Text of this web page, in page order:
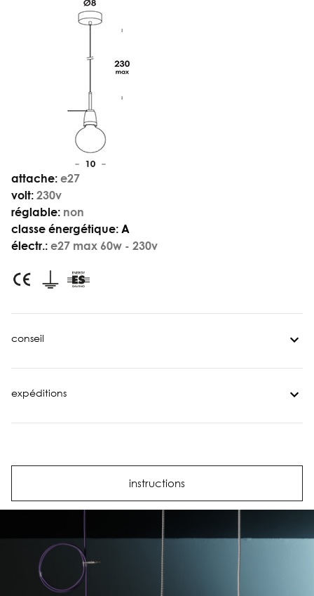
attache: e27
volt: 230v
réglable: non
classe énergétique: A
électr.: e27 max 60w - 230v
conseil
expéditions
instructions